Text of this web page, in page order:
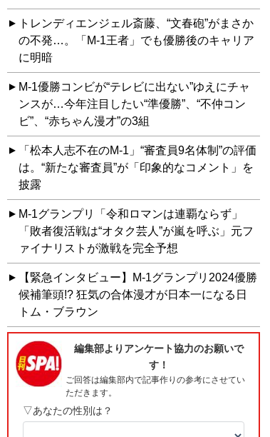
トレンディエンジェル斎藤、“文春砲”がまさか
の不発…。「M-1王者」でも優勝後のキャリア
に明暗
M-1優勝コンビが“テレビに出ない”ゆえにチャ
ンスが…今年注目したい“準優勝”、“不仲コン
ビ”、“赤ちゃん漫才”の3組
「松本人志不在のM-1」“審査員9名体制”の評価
は。“新たな審査員”が「印象的なコメント」を
披露
M-1グランプリ「令和ロマンは連覇ならず」
「敗者復活戦は“オタク芸人”が嵐を呼ぶ」元フ
ァイナリストが激戦を完全予想
【緊急インタビュー】M-1グランプリ2024優勝
候補筆頭!? 狂気の合体漫才が日本一になる日
トム・ブラウン